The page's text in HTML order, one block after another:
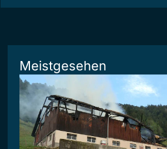
Meistgesehen